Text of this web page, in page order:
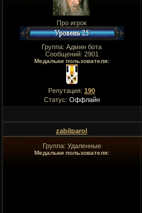
Про игрок
Группа: Админ бота
Сообщений: 2901
Медальки пользователя:
Репутация: 190
Статус: Оффлайн
zabilparol
Группа: Удаленные
Медальки пользователя: